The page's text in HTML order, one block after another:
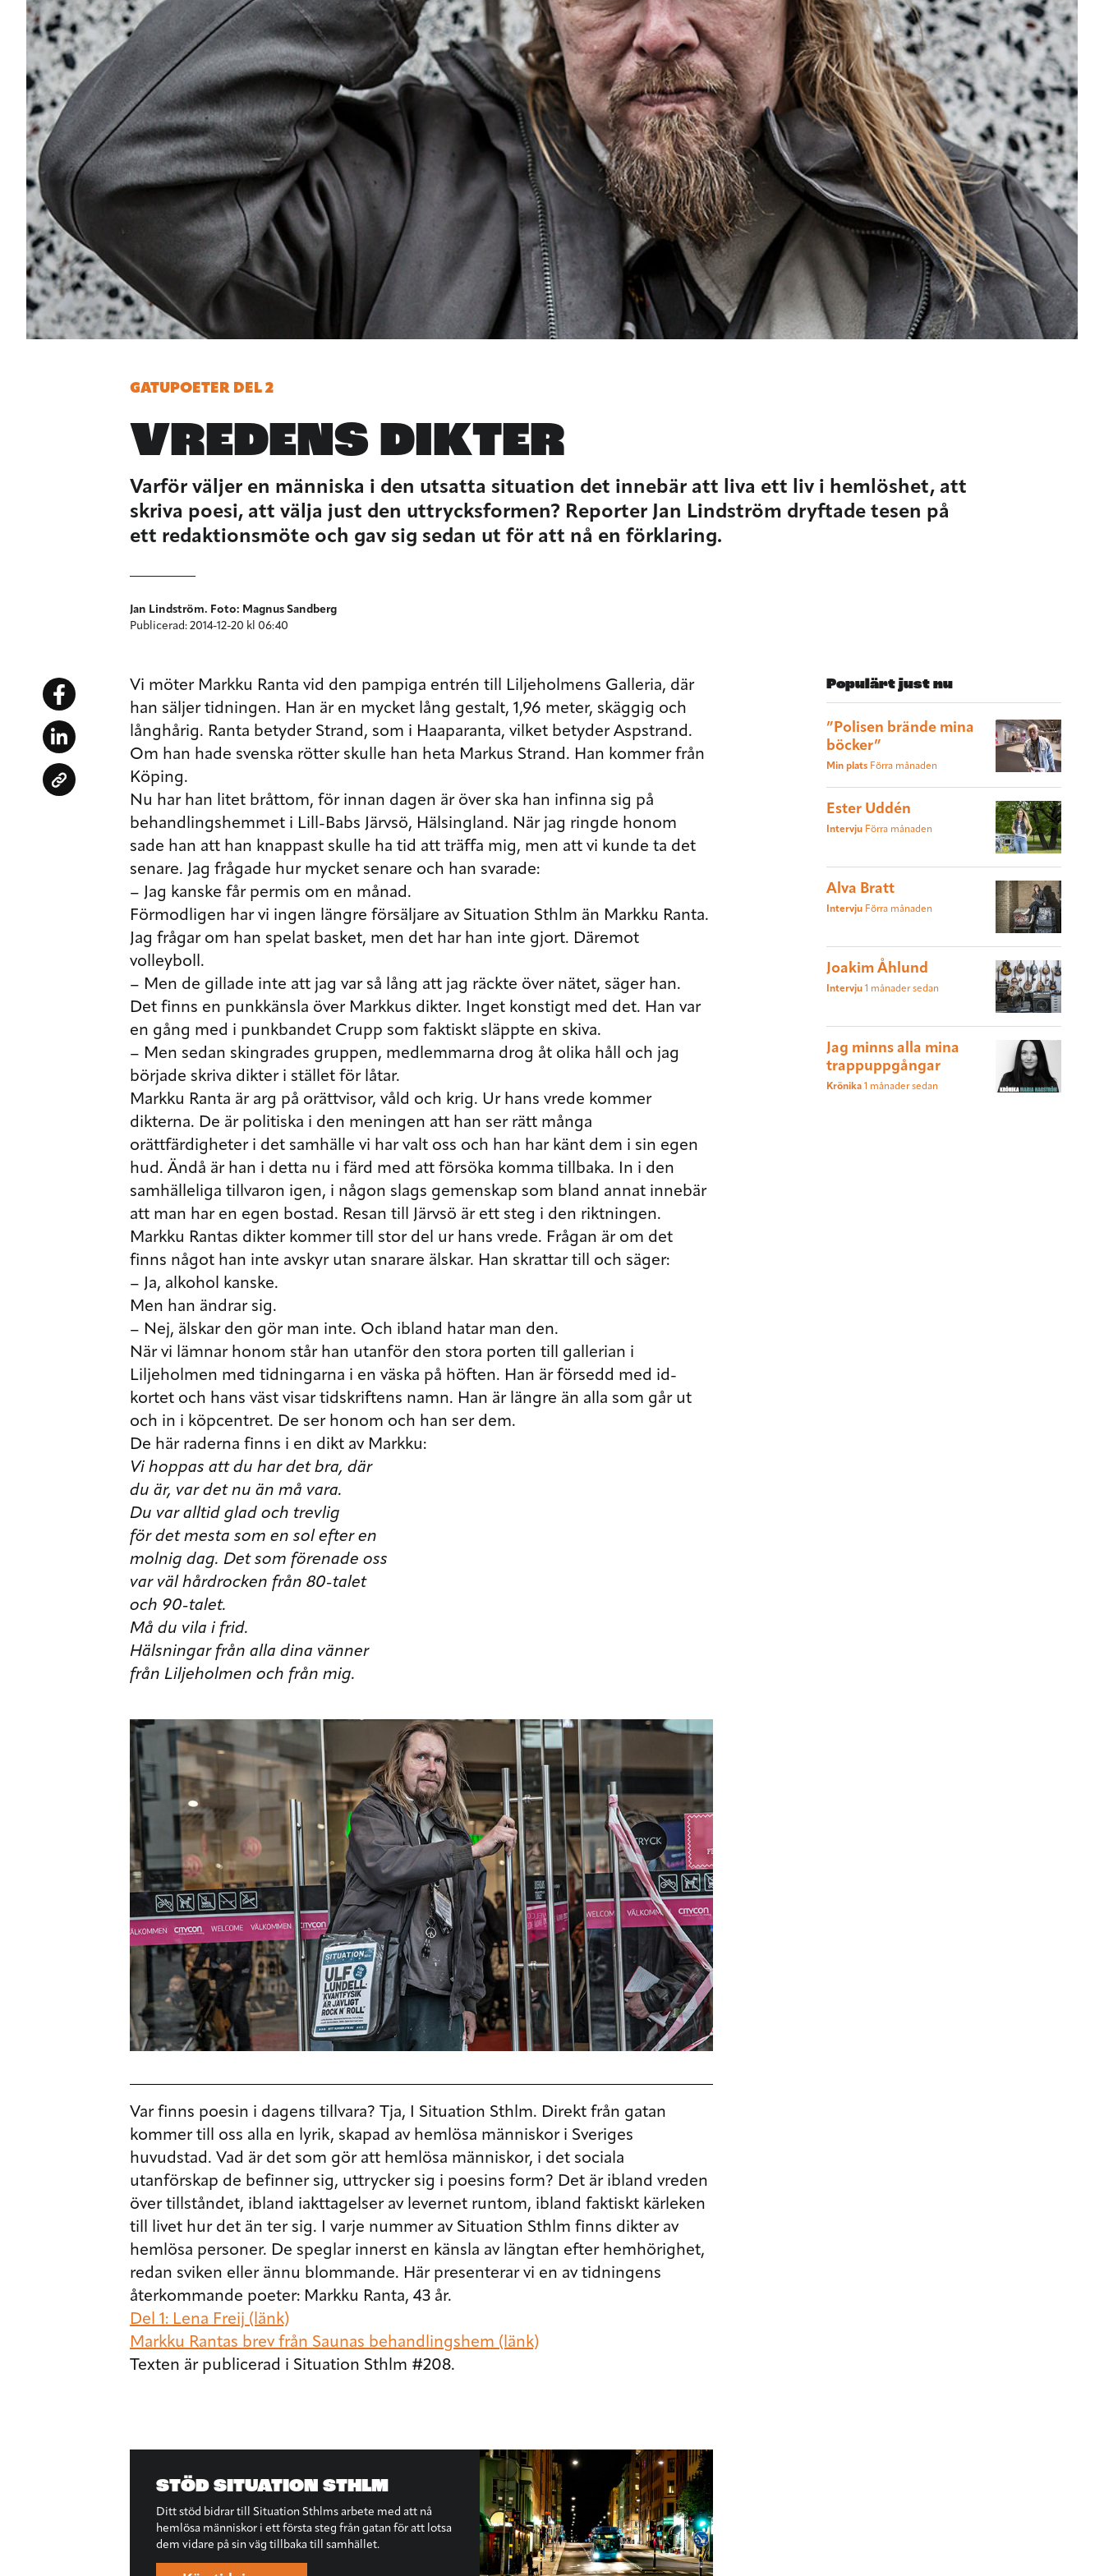
GATUPOETER DEL 2
VREDENS DIKTER
Varför väljer en människa i den utsatta situation det innebär att liva ett liv i hemlöshet, att
skriva poesi, att välja just den uttrycksformen? Reporter Jan Lindström dryftade tesen på
ett redaktionsmöte och gav sig sedan ut för att nå en förklaring.
Jan Lindström. Foto: Magnus Sandberg
Publicerad: 2014-12-20 kl 06:40
Vi möter Markku Ranta vid den pampiga entrén till Liljeholmens Galleria, där
han säljer tidningen. Han är en mycket lång gestalt, 1,96 meter, skäggig och
långhårig. Ranta betyder Strand, som i Haaparanta, vilket betyder Aspstrand.
Om han hade svenska rötter skulle han heta Markus Strand. Han kommer från
Köping.
Nu har han litet bråttom, för innan dagen är över ska han infinna sig på
behandlingshemmet i Lill-Babs Järvsö, Hälsingland. När jag ringde honom
sade han att han knappast skulle ha tid att träffa mig, men att vi kunde ta det
senare. Jag frågade hur mycket senare och han svarade:
– Jag kanske får permis om en månad.
Förmodligen har vi ingen längre försäljare av Situation Sthlm än Markku Ranta.
Jag frågar om han spelat basket, men det har han inte gjort. Däremot
volleyboll.
– Men de gillade inte att jag var så lång att jag räckte över nätet, säger han.
Det finns en punkkänsla över Markkus dikter. Inget konstigt med det. Han var
en gång med i punkbandet Crupp som faktiskt släppte en skiva.
– Men sedan skingrades gruppen, medlemmarna drog åt olika håll och jag
började skriva dikter i stället för låtar.
Markku Ranta är arg på orättvisor, våld och krig. Ur hans vrede kommer
dikterna. De är politiska i den meningen att han ser rätt många
orättfärdigheter i det samhälle vi har valt oss och han har känt dem i sin egen
hud. Ändå är han i detta nu i färd med att försöka komma tillbaka. In i den
samhälleliga tillvaron igen, i någon slags gemenskap som bland annat innebär
att man har en egen bostad. Resan till Järvsö är ett steg i den riktningen.
Markku Rantas dikter kommer till stor del ur hans vrede. Frågan är om det
finns något han inte avskyr utan snarare älskar. Han skrattar till och säger:
– Ja, alkohol kanske.
Men han ändrar sig.
– Nej, älskar den gör man inte. Och ibland hatar man den.
När vi lämnar honom står han utanför den stora porten till gallerian i
Liljeholmen med tidningarna i en väska på höften. Han är försedd med id-
kortet och hans väst visar tidskriftens namn. Han är längre än alla som går ut
och in i köpcentret. De ser honom och han ser dem.
De här raderna finns i en dikt av Markku:
Vi hoppas att du har det bra, där
du är, var det nu än må vara.
Du var alltid glad och trevlig
för det mesta som en sol efter en
molnig dag. Det som förenade oss
var väl hårdrocken från 80-talet
och 90-talet.
Må du vila i frid.
Hälsningar från alla dina vänner
från Liljeholmen och från mig.
Var finns poesin i dagens tillvara? Tja, I Situation Sthlm. Direkt från gatan
kommer till oss alla en lyrik, skapad av hemlösa människor i Sveriges
huvudstad. Vad är det som gör att hemlösa människor, i det sociala
utanförskap de befinner sig, uttrycker sig i poesins form? Det är ibland vreden
över tillståndet, ibland iakttagelser av levernet runtom, ibland faktiskt kärleken
till livet hur det än ter sig. I varje nummer av Situation Sthlm finns dikter av
hemlösa personer. De speglar innerst en känsla av längtan efter hemhörighet,
redan sviken eller ännu blommande. Här presenterar vi en av tidningens
återkommande poeter: Markku Ranta, 43 år.
Del 1: Lena Freij (länk)
Markku Rantas brev från Saunas behandlingshem (länk)
Texten är publicerad i Situation Sthlm #208.
Populärt just nu
”Polisen brände mina
böcker”
Min plats Förra månaden
Ester Uddén
Intervju Förra månaden
Alva Bratt
Intervju Förra månaden
Joakim Åhlund
Intervju 1 månader sedan
Jag minns alla mina
trappuppgångar
Krönika 1 månader sedan
STÖD SITUATION STHLM
Ditt stöd bidrar till Situation Sthlms arbete med att nå
hemlösa människor i ett första steg från gatan för att lotsa
dem vidare på sin väg tillbaka till samhället.